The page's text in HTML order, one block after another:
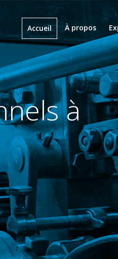
Accueil À propos
Une
En savoir plus